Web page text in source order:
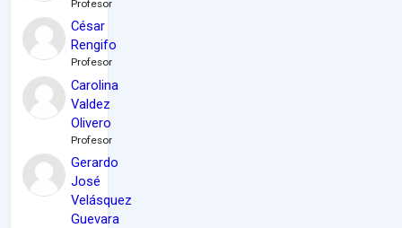
Profesor
César
Rengifo
Profesor
Carolina
Valdez
Olivero
Profesor
Gerardo
José
Velásquez
Guevara